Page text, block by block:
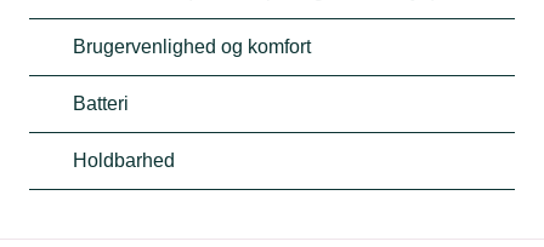
Brugervenlighed og komfort
Batteri
Holdbarhed